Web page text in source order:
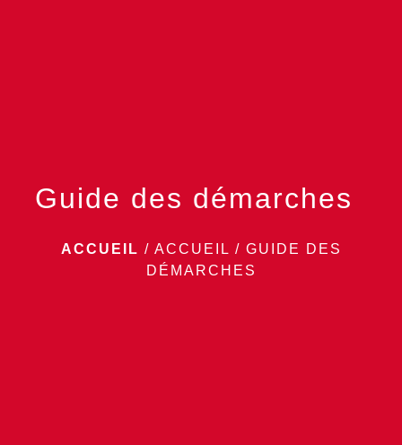
Guide des démarches
ACCUEIL / ACCUEIL / GUIDE DES
DÉMARCHES